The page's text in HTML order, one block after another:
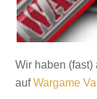
Wir haben
aufWargame